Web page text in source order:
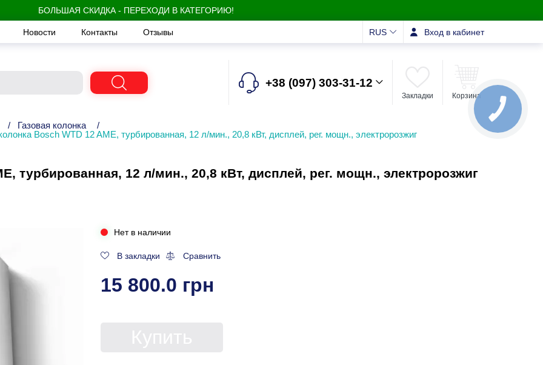
БОЛЬШАЯ СКИДКА - ПЕРЕХОДИ В КАТЕГОРИЮ!
Новости Контакты Отзывы RUS Вход в кабинет
+38 (097) 303-31-12
Закладки Корзина
/ Газовая колонка
/
Bosch WTD 12 AME, турбированная, 12 л/мин., 20,8 кВт, дисплей, рег. мощн., электророзжиг
турбированная, 12 л/мин., 20,8 кВт, дисплей, рег. мощн., электророзжиг
Нет в наличии
В закладки Сравнить
15 800.0 грн